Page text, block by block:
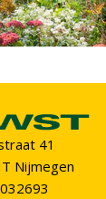
41
Nijmegen